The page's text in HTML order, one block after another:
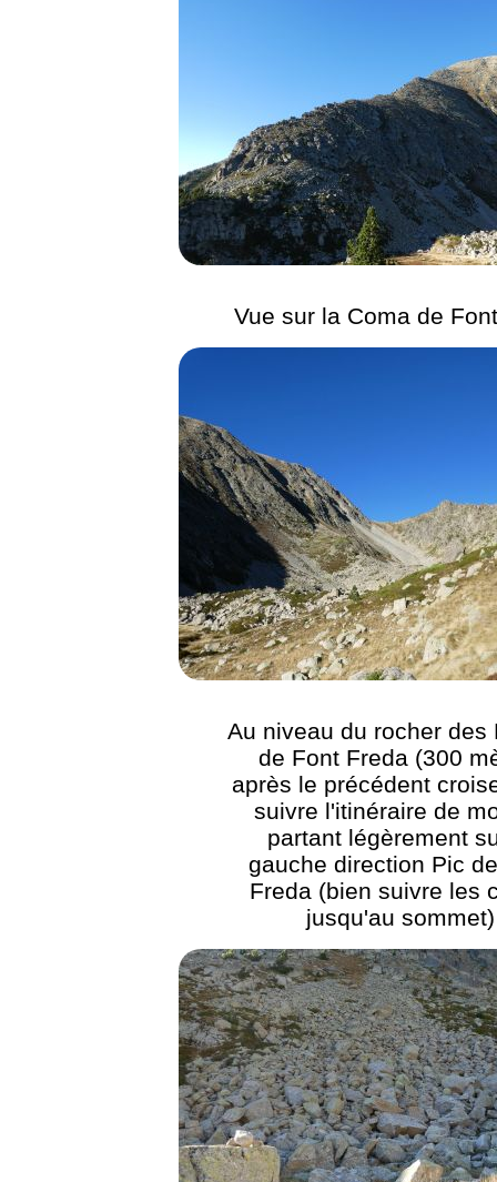
Vue sur la Coma de
Au niveau du rocher des
de Font Freda (300
après le précédent
suivre l'itinéraire de
partant légèrement
gauche direction Pic
Freda (bien suivre les
jusqu'au sommet)